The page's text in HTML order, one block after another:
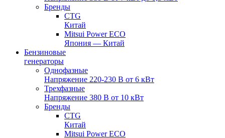
Бренды
CTG
Китай
Mitsui Power ECO
Япония — Китай
Бензиновые
генераторы
Однофазные
Напряжение 220-230 В от 6 кВт
Трехфазные
Напряжение 380 В от 10 кВт
Бренды
CTG
Китай
Mitsui Power ECO